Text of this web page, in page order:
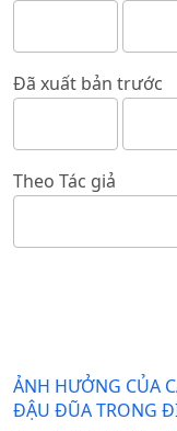
Đã xuất bản trước
Theo Tác giả
ẢNH HƯỞNG CỦA
ĐẬU ĐŨA TRONG